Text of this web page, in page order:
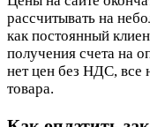
рассчитывать на
как постоянный
получения счета на
нет цен без НДС, все
товара.